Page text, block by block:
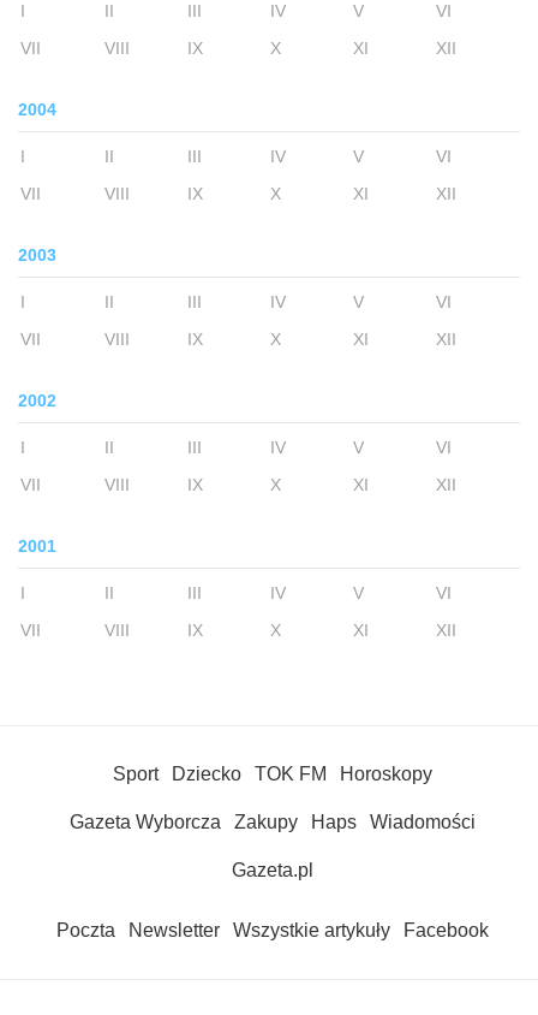
I II III IV V
VI
VII
VIII IX X XI XII
2004
I II III IV V
VI
VII
VIII IX X XI XII
2003
I II III IV V
VI
VII
VIII IX X XI XII
2002
I II III IV V
VI
VII
VIII IX X XI XII
2001
I II III IV V
VI
VII
VIII IX X XI XII
Sport Dziecko TOK FM Horoskopy
Gazeta Wyborcza Zakupy Haps Wiadomości
Gazeta.pl
Poczta Newsletter Wszystkie artykuły Facebook